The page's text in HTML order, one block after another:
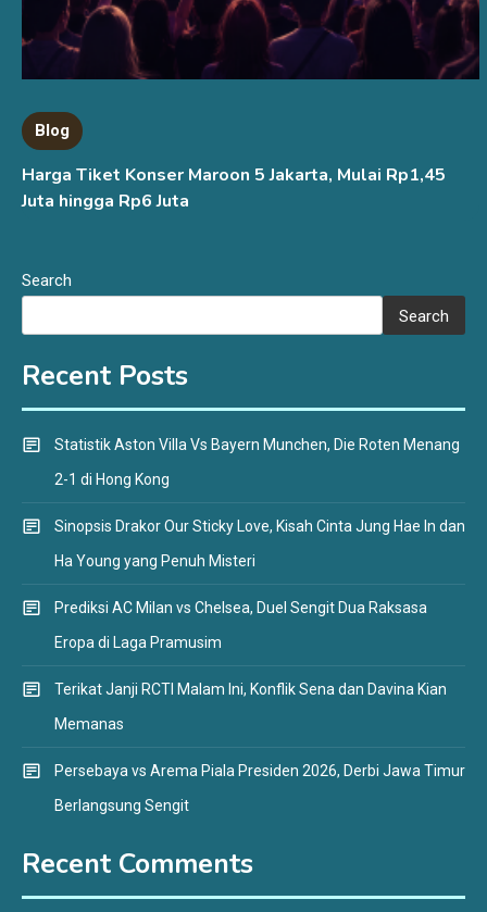
Blog
Harga Tiket Konser Maroon 5 Jakarta, Mulai Rp1,45
Juta hingga Rp6 Juta
Search
Search
Recent Posts
Statistik Aston Villa Vs Bayern Munchen, Die Roten Menang
2-1 di Hong Kong
Sinopsis Drakor Our Sticky Love, Kisah Cinta Jung Hae In dan
Ha Young yang Penuh Misteri
Prediksi AC Milan vs Chelsea, Duel Sengit Dua Raksasa
Eropa di Laga Pramusim
Terikat Janji RCTI Malam Ini, Konflik Sena dan Davina Kian
Memanas
Persebaya vs Arema Piala Presiden 2026, Derbi Jawa Timur
Berlangsung Sengit
Recent Comments